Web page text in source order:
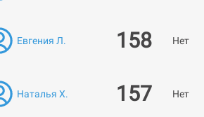
Евгения Л. 158 Нет
Наталья Х. 157 Нет